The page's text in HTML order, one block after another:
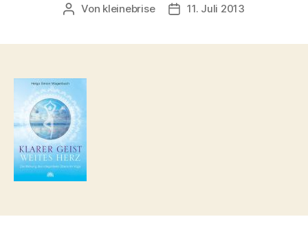
Beitragsautor
Von kleinebrise Veröffentlichungsdatum
11. Juli 2013